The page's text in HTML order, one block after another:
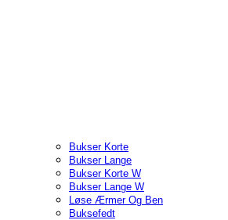
Bukser Korte
Bukser Lange
Bukser Korte W
Bukser Lange W
Løse Ærmer Og Ben
Buksefedt